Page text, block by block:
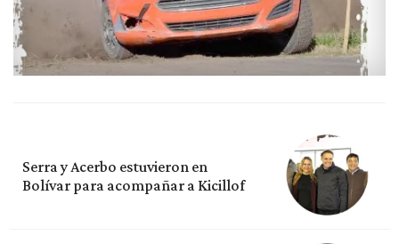
Serra y Acerbo estuvieron en
Bolívar para acompañar a Kicillof